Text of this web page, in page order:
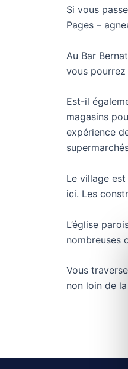
Si vous
Pages –
Au Bar
vous
Est-il
magasins
expérience
Le village
ici. Les
L’église
nombreuses
Vous
non loin de la